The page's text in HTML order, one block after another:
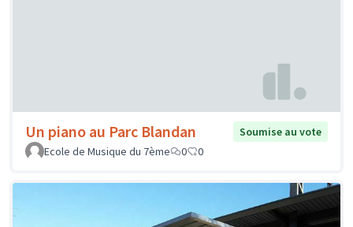
Un piano au Parc Blandan
Soumise au vote
Ecole de Musique du 7ème
0 0